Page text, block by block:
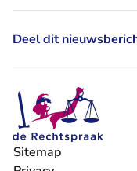
Deel dit
Sitemap